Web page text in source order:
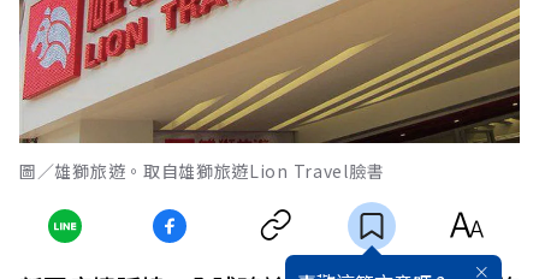
圖／雄獅旅遊。取自雄獅旅遊Lion Travel臉書